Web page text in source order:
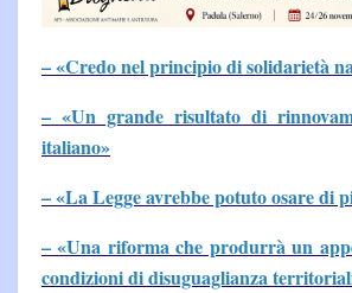
– «Credo nel principio di solidarietà
– «Un grande risultato di
italiano»
– «La Legge avrebbe potuto osare di
– «Una riforma che produrrà un
condizioni di disuguaglianza